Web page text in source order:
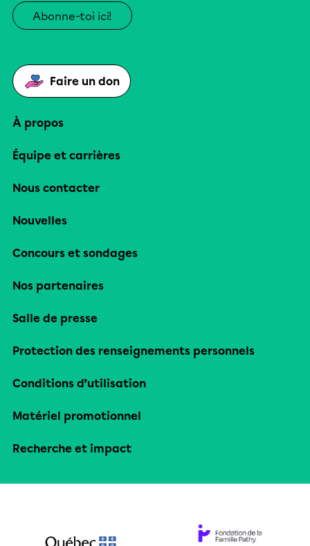
Abonne-toi ici!
Faire un don
À propos
Équipe et carrières
Nous contacter
Nouvelles
Concours et sondages
Nos partenaires
Salle de presse
Protection des renseignements personnels
Conditions d’utilisation
Matériel promotionnel
Recherche et impact